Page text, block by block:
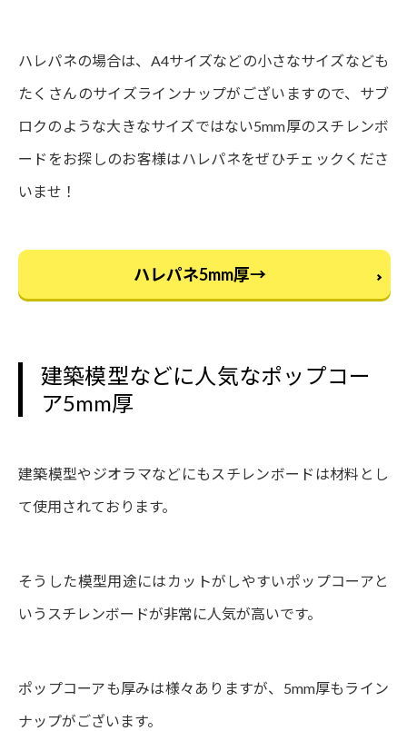
ハレパネの場合は、A4サイズなどの小さなサイズなども
たくさんのサイズラインナップがございますので、サブ
ロクのような大きなサイズではない5mm厚のスチレンボ
ードをお探しのお客様はハレパネをぜひチェックくださ
いませ！
ハレパネ5mm厚→
建築模型などに人気なポップコー
ア5mm厚
建築模型やジオラマなどにもスチレンボードは材料とし
て使用されております。
そうした模型用途にはカットがしやすいポップコーアと
いうスチレンボードが非常に人気が高いです。
ポップコーアも厚みは様々ありますが、5mm厚もライン
ナップがございます。